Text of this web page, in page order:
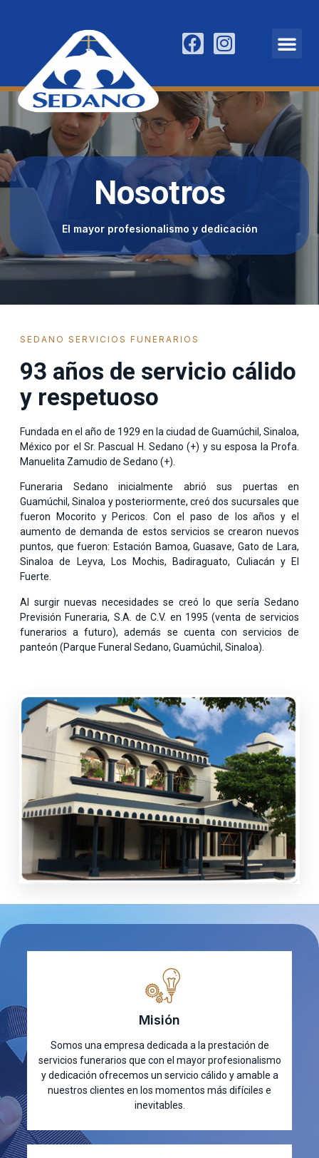
Nosotros
Nosotros
El mayor profesionalismo y dedicación
SEDANO SERVICIOS FUNERARIOS
93 años de servicio cálido
y respetuoso
Fundada en el año de 1929 en la ciudad de Guamúchil, Sinaloa,
México por el Sr. Pascual H. Sedano (+) y su esposa la Profa.
Manuelita Zamudio de Sedano (+).
Funeraria Sedano inicialmente abrió sus puertas en
Guamúchil, Sinaloa y posteriormente, creó dos sucursales que
fueron Mocorito y Pericos. Con el paso de los años y el
aumento de demanda de estos servicios se crearon nuevos
puntos, que fueron: Estación Bamoa, Guasave, Gato de Lara,
Sinaloa de Leyva, Los Mochis, Badiraguato, Culiacán y El
Fuerte.
Al surgir nuevas necesidades se creó lo que sería Sedano
Previsión Funeraria, S.A. de C.V. en 1995 (venta de servicios
funerarios a futuro), además se cuenta con servicios de
panteón (Parque Funeral Sedano, Guamúchil, Sinaloa).
Misión
Somos una empresa dedicada a la prestación de
servicios funerarios que con el mayor profesionalismo
y dedicación ofrecemos un servicio cálido y amable a
nuestros clientes en los momentos más difíciles e
inevitables.